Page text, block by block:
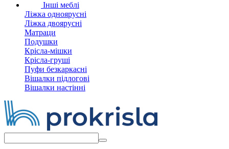
Інші меблі
Ліжка одноярусні
Ліжка двоярусні
Матраци
Подушки
Крісла-мішки
Крісла-груші
Пуфи безкаркасні
Вішалки підлогові
Вішалки настінні